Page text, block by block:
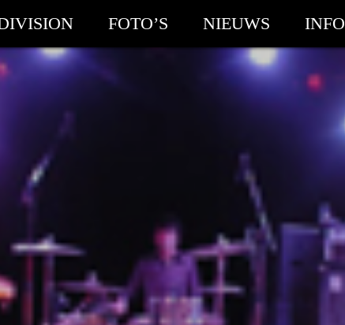
FOTO’S NIEUWS INFO